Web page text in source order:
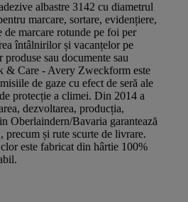
albastre 3142 cu diametrul
marcare, sortare, evidențiere,
de marcare rotunde pe foi per
întâlnirilor și vacanțelor pe
sau documente sau
& Care - Avery Zweckform este
de gaze cu efect de seră ale
protecție a climei. Din 2014 a
dezvoltarea, producția,
Oberlaindern/Bavaria garantează
precum și rute scurte de livrare.
este fabricat din hârtie 100%